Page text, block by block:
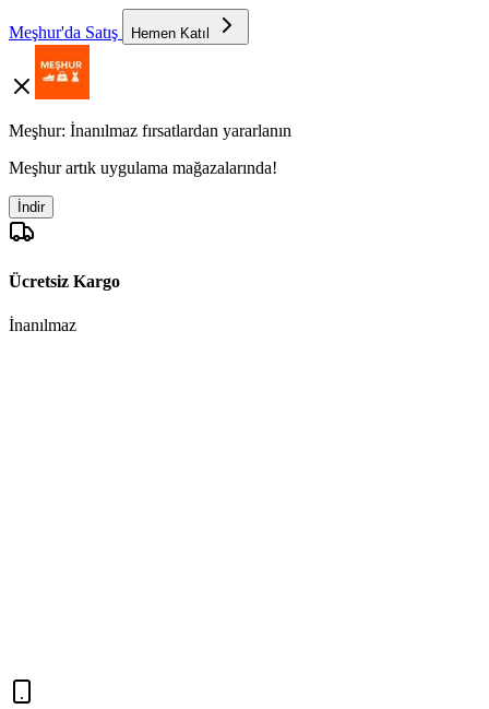
Meşhur'da Satış Hemen Katıl
Meşhur: İnanılmaz fırsatlardan yararlanın
Meşhur artık uygulama mağazalarında!
İndir
Ücretsiz Kargo
İnanılmaz